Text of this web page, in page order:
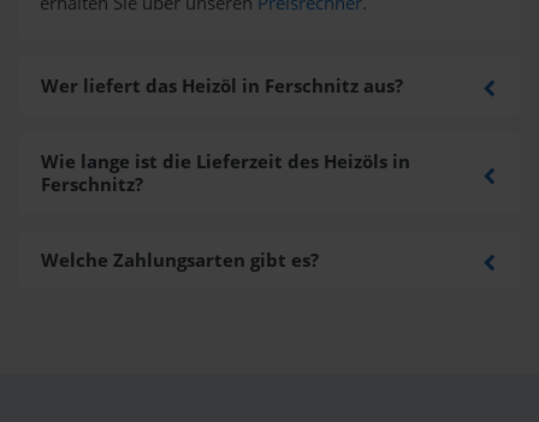
Wer liefert das Heizöl in Ferschnitz aus?
Wie lange ist die Lieferzeit des Heizöls in
Ferschnitz?
Welche Zahlungsarten gibt es?